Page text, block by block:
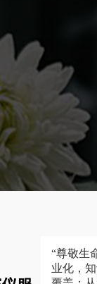
“尊敬生
业化，